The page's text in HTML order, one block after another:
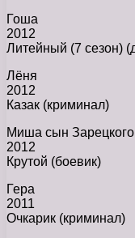
Гоша
2012
Литейный (7 сезон)
Лёня
2012
Казак (криминал)
Миша сын Зарецкого
2012
Крутой (боевик)
Гера
2011
Очкарик (криминал)